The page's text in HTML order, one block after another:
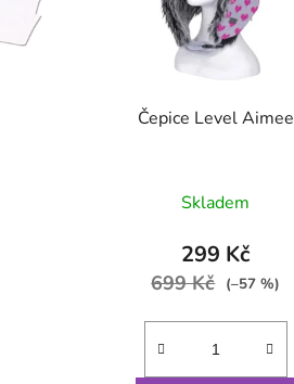
Čepice Level Aimee
Skladem
299 Kč
699 Kč (–57 %)